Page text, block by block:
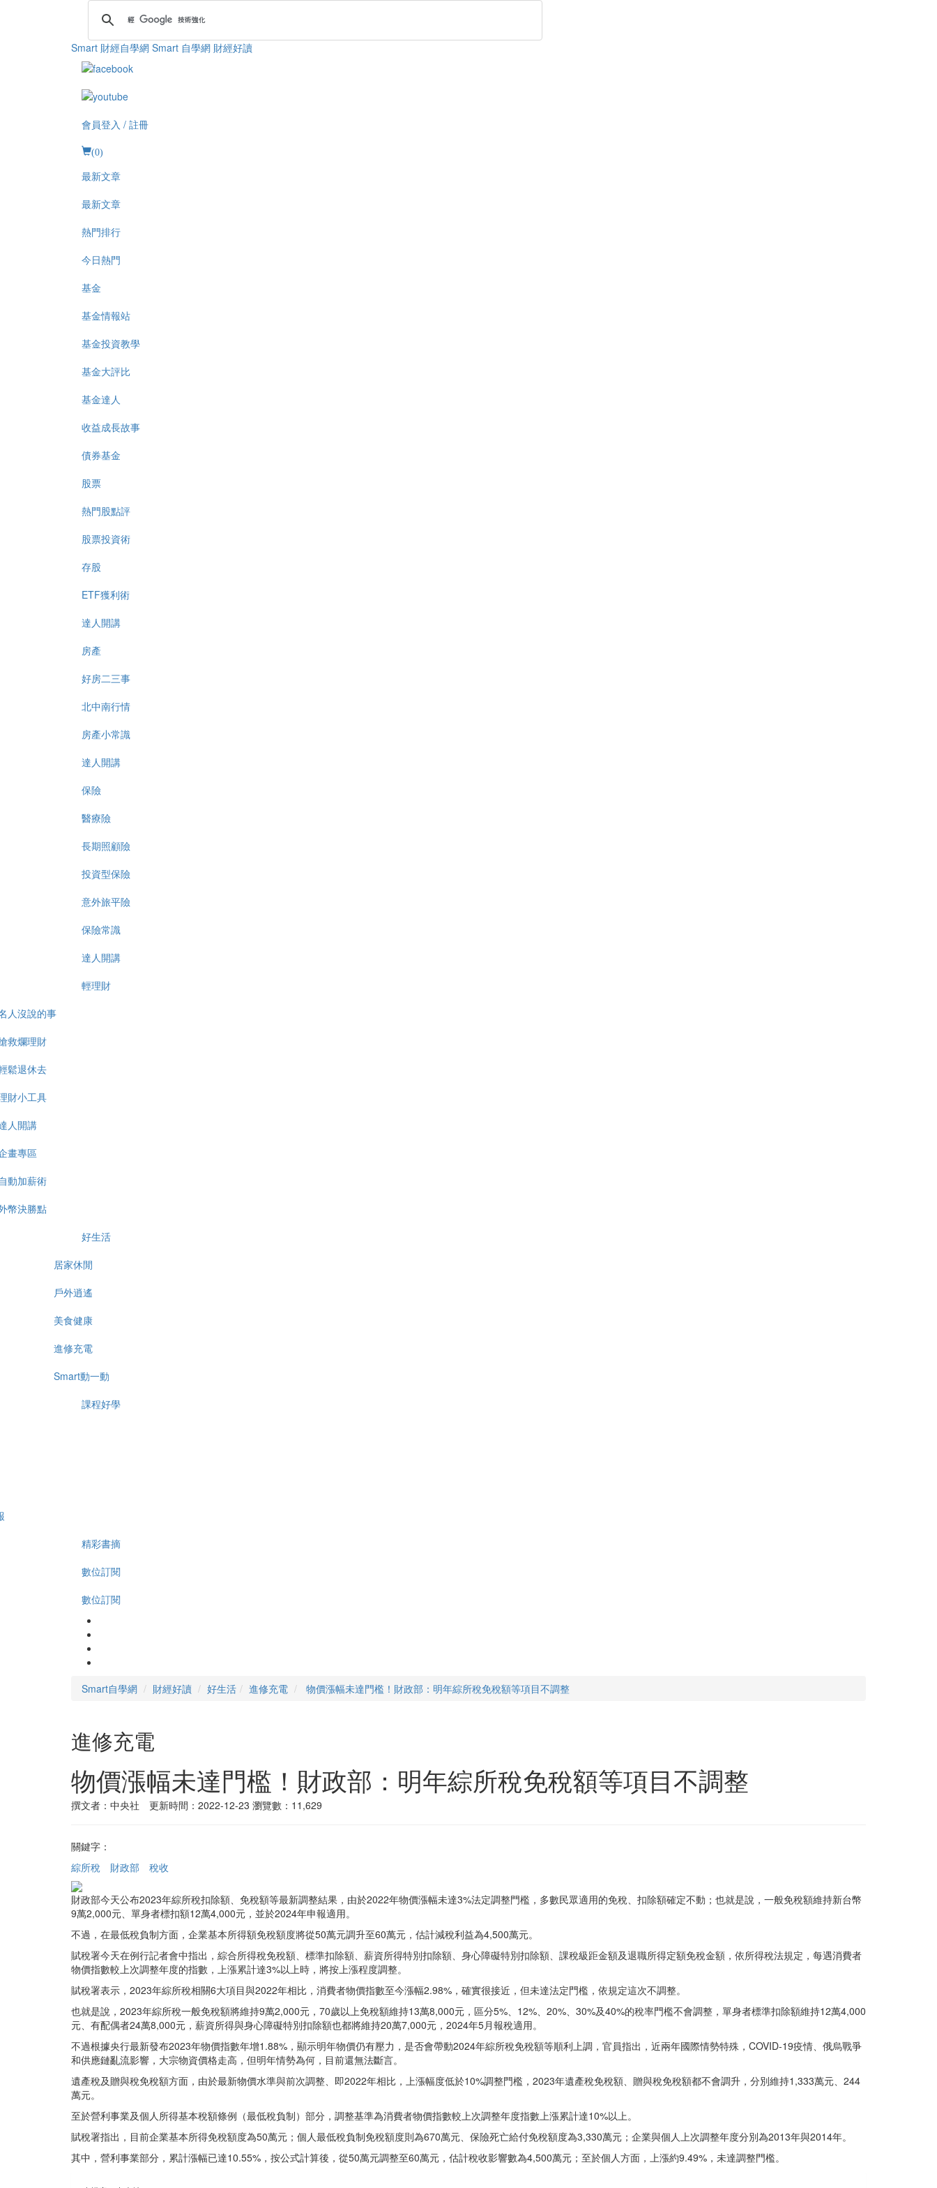
Smart 財經自學網 Smart 自學網 財經好讀
會員登入 / 註冊
(0)
最新文章
最新文章
熱門排行
今日熱門
基金
基金情報站
基金投資教學
基金大評比
基金達人
收益成長故事
債券基金
股票
熱門股點評
股票投資術
存股
ETF獲利術
達人開講
房產
好房二三事
北中南行情
房產小常識
達人開講
保險
醫療險
長期照顧險
投資型保險
意外旅平險
保險常識
達人開講
輕理財
人沒說的事
救爛理財
鬆退休去
財小工具
人開講
畫專區
動加薪術
幣決勝點
好生活
居家休閒
戶外逍遙
美食健康
進修充電
Smart動一動
課程好學
精彩書摘
數位訂閱
數位訂閱
Smart自學網 財經好讀 好生活 進修充電 物價漲幅未達門檻！財政部：明年綜所稅免稅額等項目不調整
進修充電
物價漲幅未達門檻！財政部：明年綜所稅免稅額等項目不調整
撰文者：中央社 更新時間：2022-12-23 瀏覽數：11,629
關鍵字：
綜所稅
財政部 稅收
財政部今天公布2023年綜所稅扣除額、免稅額等最新調整結果，由於2022年物價漲幅未達3%法定調整門檻，多數民眾適用的免稅、扣除額確定不動；也就是說，一般免稅額維持新台幣
9萬2,000元、單身者標扣額12萬4,000元，並於2024年申報適用。
不過，在最低稅負制方面，企業基本所得額免稅額度將從50萬元調升至60萬元，估計減稅利益為4,500萬元。
賦稅署今天在例行記者會中指出，綜合所得稅免稅額、標準扣除額、薪資所得特別扣除額、身心障礙特別扣除額、課稅級距金額及退職所得定額免稅金額，依所得稅法規定，每遇消費者
物價指數較上次調整年度的指數，上漲累計達3%以上時，將按上漲程度調整。
賦稅署表示，2023年綜所稅相關6大項目與2022年相比，消費者物價指數至今漲幅2.98%，確實很接近，但未達法定門檻，依規定這次不調整。
也就是說，2023年綜所稅一般免稅額將維持9萬2,000元，70歲以上免稅額維持13萬8,000元，區分5%、12%、20%、30%及40%的稅率門檻不會調整，單身者標準扣除額維持12萬4,000
元、有配偶者24萬8,000元，薪資所得與身心障礙特別扣除額也都將維持20萬7,000元，2024年5月報稅適用。
不過根據央行最新發布2023年物價指數年增1.88%，顯示明年物價仍有壓力，是否會帶動2024年綜所稅免稅額等順利上調，官員指出，近兩年國際情勢特殊，COVID-19疫情、俄烏戰爭
和供應鏈亂流影響，大宗物資價格走高，但明年情勢為何，目前還無法斷言。
遺產稅及贈與稅免稅額方面，由於最新物價水準與前次調整、即2022年相比，上漲幅度低於10%調整門檻，2023年遺產稅免稅額、贈與稅免稅額都不會調升，分別維持1,333萬元、244
萬元。
至於營利事業及個人所得基本稅額條例（最低稅負制）部分，調整基準為消費者物價指數較上次調整年度指數上漲累計達10%以上。
賦稅署指出，目前企業基本所得免稅額度為50萬元；個人最低稅負制免稅額度則為670萬元、保險死亡給付免稅額度為3,330萬元；企業與個人上次調整年度分別為2013年與2014年。
其中，營利事業部分，累計漲幅已達10.55%，按公式計算後，從50萬元調整至60萬元，估計稅收影響數為4,500萬元；至於個人方面，上漲約9.49%，未達調整門檻。